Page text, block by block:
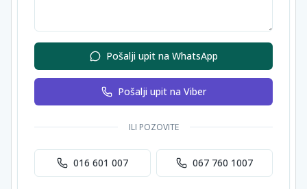
Pošalji upit na WhatsApp
Pošalji upit na Viber
ILI POZOVITE
016 601 007 067 760 1007